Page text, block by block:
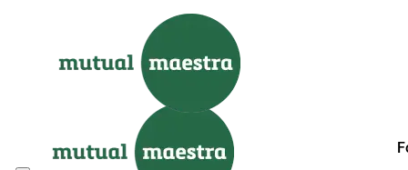
Saltar al pie de página